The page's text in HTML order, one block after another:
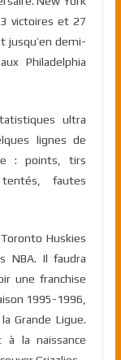
victoires et 27
jusqu’en demi-
Philadelphia
ultra
lignes de
: points, tirs
fautes
Huskies
NBA. Il faudra
une franchise
1995-1996,
Grande Ligue.
à la naissance